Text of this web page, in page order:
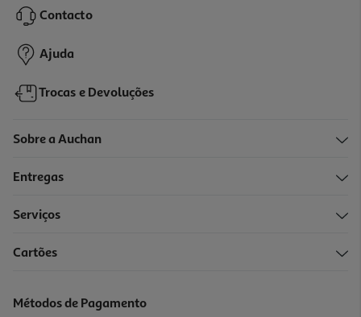
Contacto
Ajuda
Trocas e Devoluções
Sobre a Auchan
Entregas
Serviços
Cartões
Métodos de Pagamento